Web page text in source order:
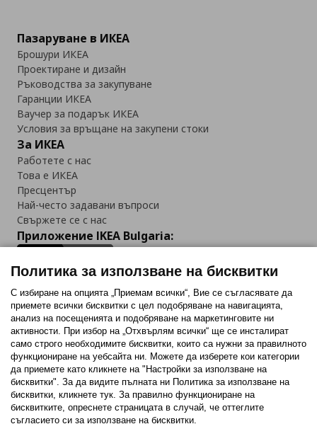
Пазаруване в ИКЕА
Брошури ИКЕА
Проектиране и дизайн
Ръководства за закупуване
Гаранции ИКЕА
Ваучер за подарък ИКЕА
Условия за връщане на закупени стоки
За ИКЕА
Работете с нас
Това е ИКЕА
Пресцентър
Най-често задавани въпроси
Свържете се с нас
Приложение IKEA Bulgaria:
Последвайте ни:
FacebookTwitterYoutubePinterestInstagram
Политика за използване на бисквитки
С избиране на опцията „Приемам всички“, Вие се съгласявате да
приемете всички бисквитки с цел подобряване на навигацията,
анализ на посещенията и подобряване на маркетинговите ни
активности. При избор на „Отхвърлям всички“ ще се инсталират
само строго необходимитe бисквитки, които са нужни за правилното
функциониране на уебсайта ни. Можете да изберете кои категории
да приемете като кликнете на "Настройки за използване на
бисквитки". За да видите пълната ни Политика за използване на
бисквитки, кликнете тук. За правилно функциониране на
бисквитките, опреснете страницата в случай, че оттеглите
съгласието си за използване на бисквитки.